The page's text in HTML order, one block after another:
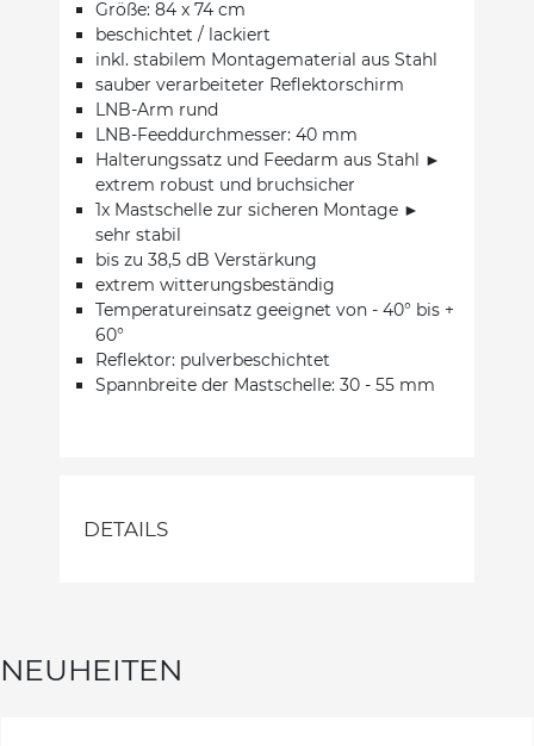
Größe: 84 x 74 cm
beschichtet / lackiert
inkl. stabilem Montagematerial aus Stahl
sauber verarbeiteter Reflektorschirm
LNB-Arm rund
LNB-Feeddurchmesser: 40 mm
Halterungssatz und Feedarm aus Stahl ►
extrem robust und bruchsicher
1x Mastschelle zur sicheren Montage ►
sehr stabil
bis zu 38,5 dB Verstärkung
extrem witterungsbeständig
Temperatureinsatz geeignet von - 40° bis +
60°
Reflektor: pulverbeschichtet
Spannbreite der Mastschelle: 30 - 55 mm
DETAILS
NEUHEITEN